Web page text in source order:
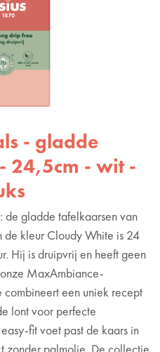
- gladde
24,5cm - wit -
de gladde tafelkaarsen van
de kleur Cloudy White is 24
Hij is druipvrij en heeft geen
MaxAmbiance-
een uniek recept
lont voor perfecte
fit voet past de kaars in
zonder palmolie. De collectie